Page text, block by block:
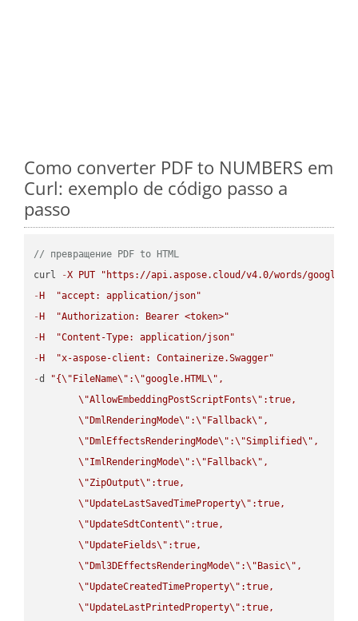
Como converter PDF to NUMBERS em
Curl: exemplo de código passo a
passo
// превращение PDF to HTML
curl
-X PUT
"https://api.aspose.cloud/v4.0/words/
- H
"accept: application/json"
- H
"Authorization: Bearer <token>"
- H
"Content-Type: application/json"
- H
"x-aspose-client: Containerize.Swagger"
-d "{\" FileName\" :\"google.HTML\" ,
\"AllowEmbeddingPostScriptFonts\" :true,
\" DmlRenderingMode\" :\" Fallback\" ,
\" DmlEffectsRenderingMode\" :\"Simplified\" ,
\"ImlRenderingMode\" :\" Fallback\" ,
\"ZipOutput\" :true,
\"UpdateLastSavedTimeProperty\" :true,
\"UpdateSdtContent\" :true,
\"UpdateFields\" :true,
\" Dml3DEffectsRenderingMode\" :\" Basic\" ,
\"UpdateCreatedTimeProperty\" :true,
\"UpdateLastPrintedProperty\" :true,